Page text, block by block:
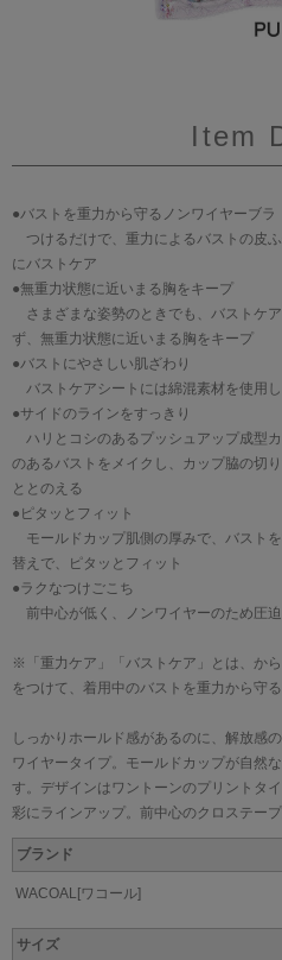
Item
●バストを重力から守るノンワイヤーブラ
つけるだけで、重力によるバストの皮
にバストケア
●無重力状態に近いまる胸をキープ
さまざまな姿勢のときでも、バストケ
ず、無重力状態に近いまる胸をキープ
●バストにやさしい肌ざわり
バストケアシートには綿混素材を使用
●サイドのラインをすっきり
ハリとコシのあるプッシュアップ成型
のあるバストをメイクし、カップ脇の切
ととのえる
●ピタッとフィット
モールドカップ肌側の厚みで、バスト
替えで、ピタッとフィット
●ラクなつけごこち
前中心が低く、ノンワイヤーのため圧
※「重力ケア」「バストケア」とは、か
をつけて、着用中のバストを重力から守
しっかりホールド感があるのに、解放感
ワイヤータイプ。モールドカップが自然
す。デザインはワントーンのプリントタ
彩にラインアップ。前中心のクロステー
ブランド
WACOAL[ワコール]
サイズ